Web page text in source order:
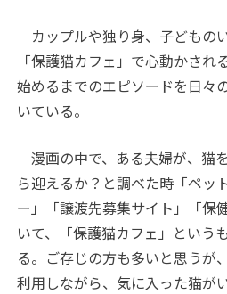
カップルや独り身、子どもの
「保護猫カフェ」で心動かされ
始めるまでのエピソードを日々
いている。
漫画の中で、ある夫婦が、猫
ら迎えるか？と調べた時「ペッ
ー」「譲渡先募集サイト」「保
いて、「保護猫カフェ」という
る。ご存じの方も多いと思うが
利用しながら、気に入った猫が